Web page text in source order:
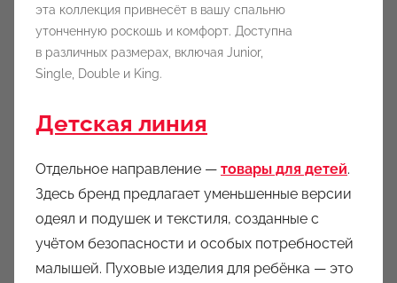
эта коллекция привнесёт в вашу спальню
утонченную роскошь и комфорт. Доступна
в различных размерах, включая Junior,
Single, Double и King.
Детская линия
Отдельное направление — товары для детей.
Здесь бренд предлагает уменьшенные версии
одеял и подушек и текстиля, созданные с
учётом безопасности и особых потребностей
малышей. Пуховые изделия для ребёнка — это